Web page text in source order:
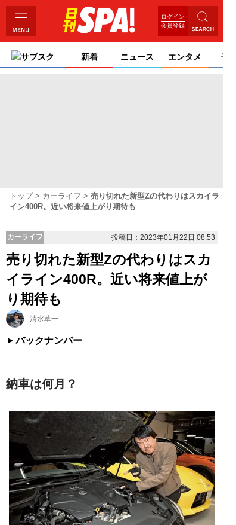
ログイン
会員登録
サブスク 新着 ニュース エンタメ ライ
トップ カーライフ
売り切れた新型Zの代わりはスカイラ
イン400R。近い将来値上がり期待も
カーライフ 投稿日：2023年01月22日 08:53
売り切れた新型Zの代わりはスカ
イライン400R。近い将来値上が
り期待も
清水草一
バックナンバー
納車は何月？